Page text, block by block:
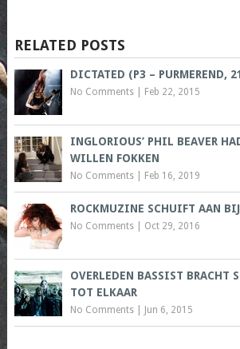
RELATED POSTS
DICTATED (P3 – PURMEREND,
No Comments| Feb 22, 2015
INGLORIOUS’ PHIL BEAVER
WILLEN FOKKEN
No Comments| Feb 16, 2019
ROCKMUZINE SCHUIFT AAN
No Comments| Oct 29, 2016
OVERLEDEN BASSIST BRACHT
TOT ELKAAR
No Comments| Jun 6, 2015